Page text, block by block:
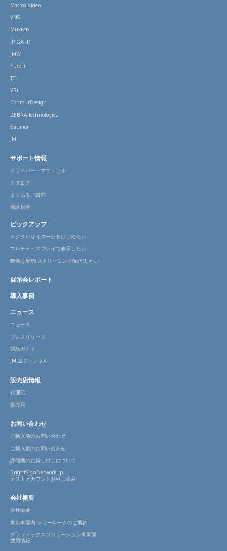
Matrox Video
VNS
MuxLab
IP GARD
JMW
PureFi
TTL
VRi
ContourDesign
ZEBRA Technologies
Baumer
JM
サポート情報
ドライバー・マニュアル
カタログ
よくあるご質問
保証規定
ピックアップ
デジタルサイネージをはじめたい
マルチディスプレイで表示したい
映像を配信(ストリーミング配信)したい
展示会レポート
導入事例
ニュース
ニュース
プレスリリース
製品ガイド
JMGSチャンネル
販売店情報
代理店
販売店
お問い合わせ
ご購入前のお問い合わせ
ご購入後のお問い合わせ
評価機のお貸し出しについて
BrightSignNetwork.jp
テストアカウントお申し込み
会社概要
会社概要
東京本部内 ショールームのご案内
グラフィックスソリューション事業部
採用情報